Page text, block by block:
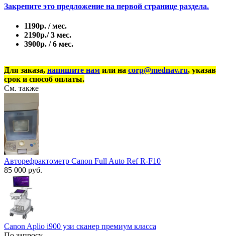
Закрепите это предложение на первой странице раздела.
1190р. / мес.
2190р./ 3 мес.
3900р. / 6 мес.
Для заказа, напишите нам или на corp@mednav.ru, указав
срок и способ оплаты.
См. также
Авторефрактометр Canon Full Auto Ref R-F10
85 000 руб.
Canon Aplio i900 узи сканер премиум класса